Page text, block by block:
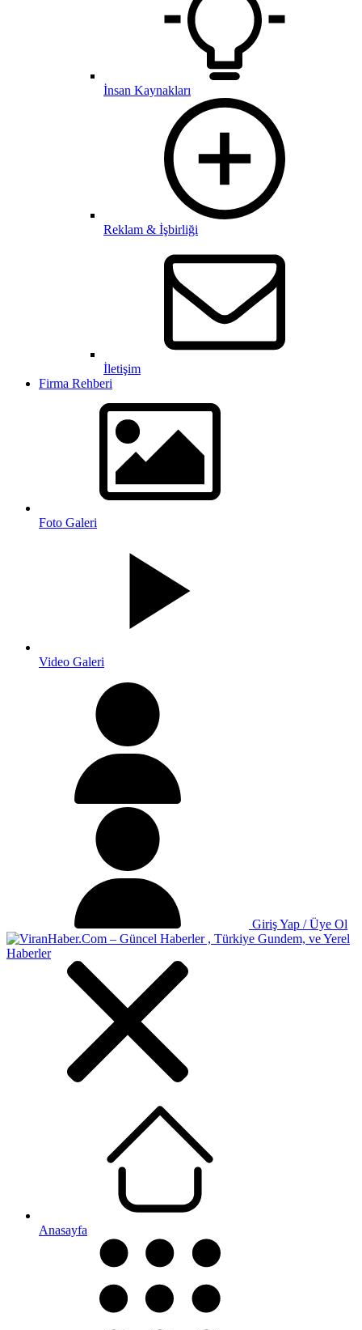
İnsan Kaynakları
Reklam & İşbirliği
İletişim
Firma Rehberi
Foto Galeri
Video Galeri
Giriş Yap / Üye Ol
Anasayfa